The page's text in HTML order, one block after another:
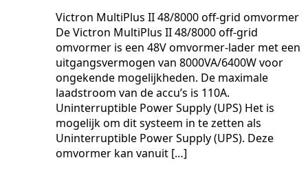
Victron MultiPlus II 48/8000 off-grid omvormer
De Victron MultiPlus II 48/8000 off-grid
omvormer is een 48V omvormer-lader met een
uitgangsvermogen van 8000VA/6400W voor
ongekende mogelijkheden. De maximale
laadstroom van de accu’s is 110A.
Uninterruptible Power Supply (UPS) Het is
mogelijk om dit systeem in te zetten als
Uninterruptible Power Supply (UPS). Deze
omvormer kan vanuit […]